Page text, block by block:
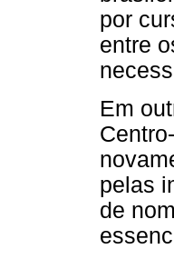
por
entre
Em
pelas
de